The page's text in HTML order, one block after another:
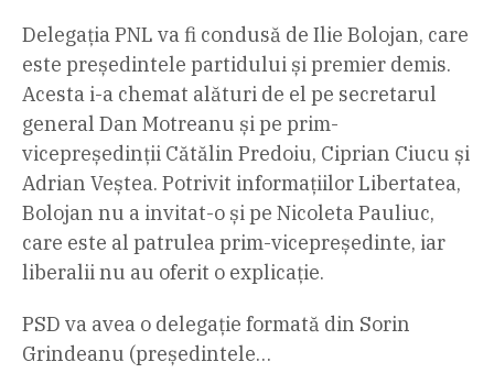
Delegația PNL va fi condusă de Ilie Bolojan, care
este președintele partidului și premier demis.
Acesta i-a chemat alături de el pe secretarul
general Dan Motreanu și pe prim-
vicepreședinții Cătălin Predoiu, Ciprian Ciucu și
Adrian Veștea. Potrivit informațiilor Libertatea,
Bolojan nu a invitat-o și pe Nicoleta Pauliuc,
care este al patrulea prim-vicepreședinte, iar
liberalii nu au oferit o explicație.
PSD va avea o delegație formată din Sorin
Grindeanu (președintele…